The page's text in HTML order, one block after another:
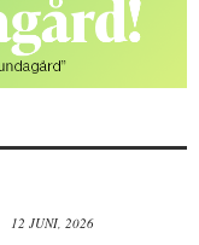
12 JUNI, 2026